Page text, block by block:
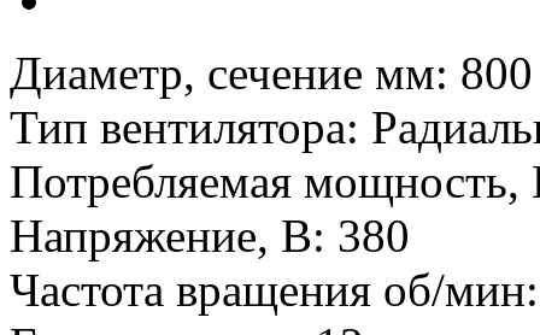
Диаметр, сечение мм: 800
Тип вентилятора:
Потребляемая мощность,
Напряжение, В: 380
Частота вращения об/мин